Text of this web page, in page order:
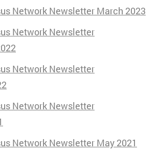
Network Newsletter March 2023
Network Newsletter
Network Newsletter
Network Newsletter
Network Newsletter May 2021